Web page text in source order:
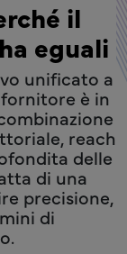
il
eguali
unificato a
è in
reach
delle
di una
precisione,
di